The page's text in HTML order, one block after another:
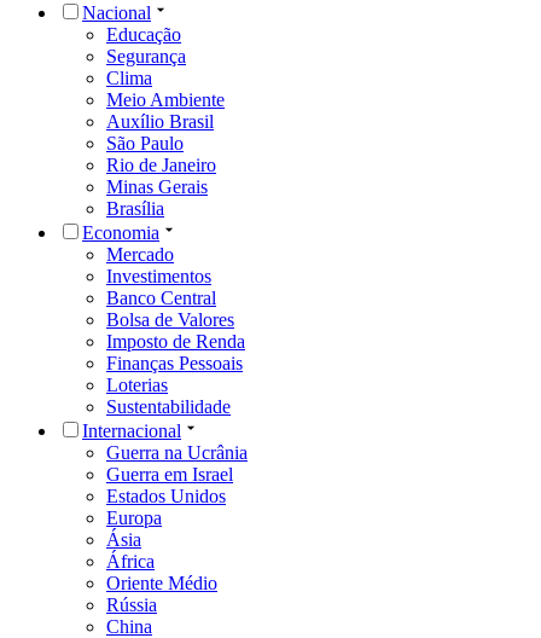
Nacional
Educação
Segurança
Clima
Meio Ambiente
Auxílio Brasil
São Paulo
Rio de Janeiro
Minas Gerais
Brasília
Economia
Mercado
Investimentos
Banco Central
Bolsa de Valores
Imposto de Renda
Finanças Pessoais
Loterias
Sustentabilidade
Internacional
Guerra na Ucrânia
Guerra em Israel
Estados Unidos
Europa
Ásia
África
Oriente Médio
Rússia
China